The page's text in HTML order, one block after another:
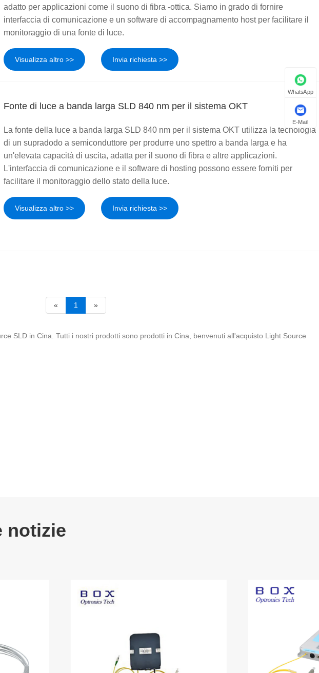
adatto per applicazioni come il suono di fibra -ottica. Siamo in grado di fornire
interfaccia di comunicazione e un software di accompagnamento host per facilitare il
monitoraggio di una fonte di luce.
Visualizza altro >> Invia richiesta >>
Fonte di luce a banda larga SLD 840 nm per il sistema OKT
La fonte della luce a banda larga SLD 840 nm per il sistema OKT utilizza la tecnologia
di un supradodo a semiconduttore per produrre uno spettro a banda larga e ha
un'elevata capacità di uscita, adatta per il suono di fibra e altre applicazioni.
L'interfaccia di comunicazione e il software di hosting possono essere forniti per
facilitare il monitoraggio dello stato della luce.
Visualizza altro >> Invia richiesta >>
« 1 »
SLD in Cina. Tutti i nostri prodotti sono prodotti in Cina, benvenuti all'acquisto Light Source
notizie
WhatsApp
E-Mail